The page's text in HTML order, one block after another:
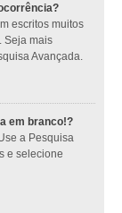
escritos muitos
Seja mais
Avançada.
em branco!?
a Pesquisa
e selecione